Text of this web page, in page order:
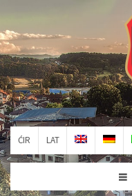
ĆIR LAT